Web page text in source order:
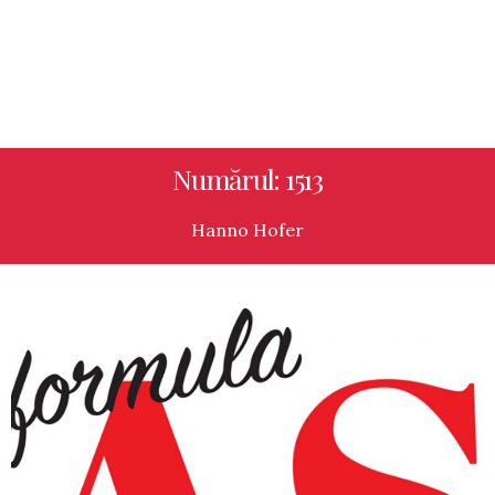
Numărul: 1513
Hanno Hofer